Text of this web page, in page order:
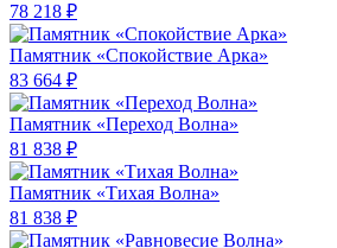
78 218 ₽
Памятник «Спокойствие Арка»
83 664 ₽
Памятник «Переход Волна»
81 838 ₽
Памятник «Тихая Волна»
81 838 ₽